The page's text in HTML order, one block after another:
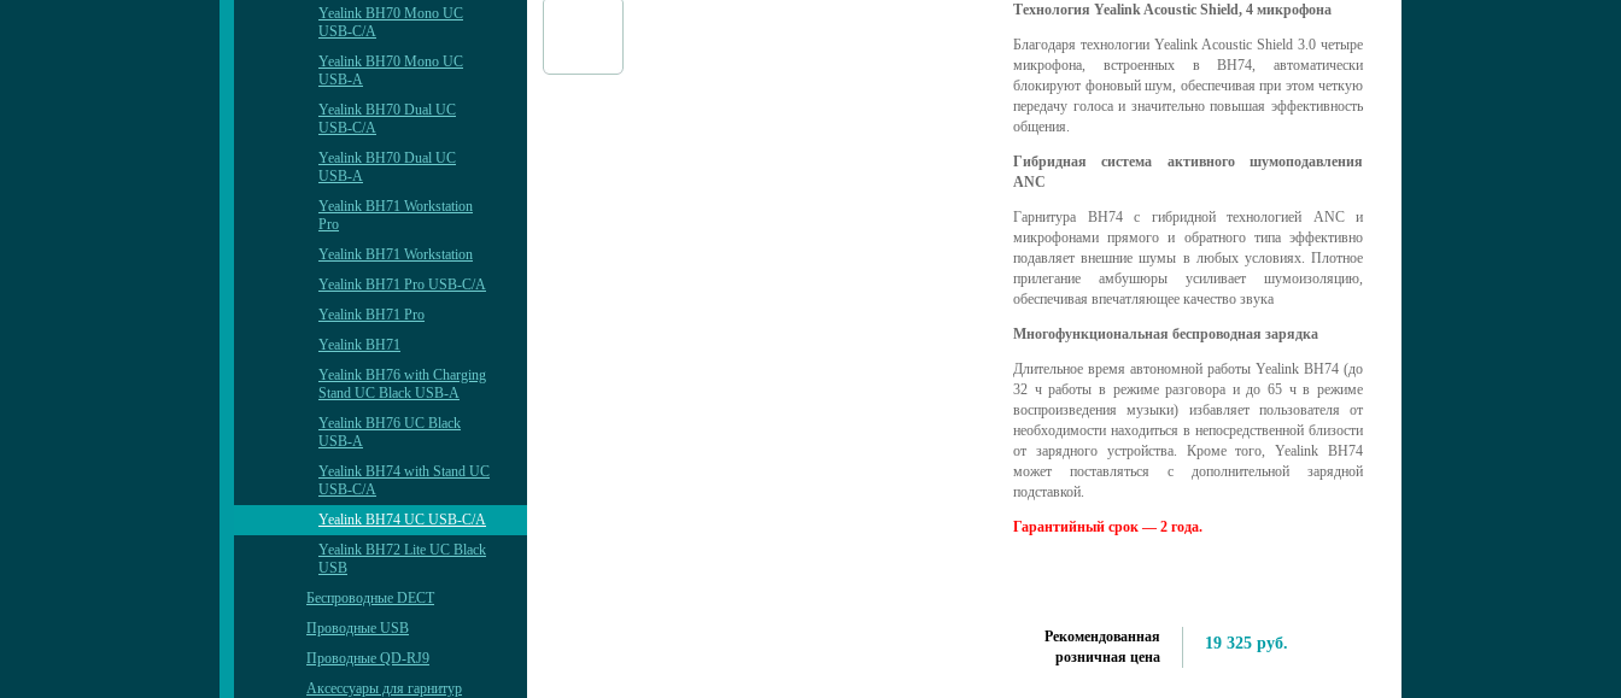
Yealink BH70 Mono UC
USB-C/A
Yealink BH70 Mono UC
USB-A
Yealink BH70 Dual UC
USB-C/A
Yealink BH70 Dual UC
USB-A
Yealink BH71 Workstation
Pro
Yealink BH71 Workstation
Yealink BH71 Pro USB-C/A
Yealink BH71 Pro
Yealink BH71
Yealink BH76 with Charging
Stand UC Black USB-A
Yealink BH76 UC Black
USB-A
Yealink BH74 with Stand UC
USB-C/A
Yealink BH74 UC USB-C/A
Yealink BH72 Lite UC Black
USB
Беспроводные DECT
Проводные USB
Проводные QD-RJ9
Аксессуары для гарнитур
Технология Yealink Acoustic Shield, 4 микрофона
Благодаря технологии Yealink Acoustic Shield 3.0 четыре
микрофона, встроенных в BH74, автоматически
блокируют фоновый шум, обеспечивая при этом четкую
передачу голоса и значительно повышая эффективность
общения.
Гибридная система активного шумоподавления
ANC
Гарнитура BH74 с гибридной технологией ANC и
микрофонами прямого и обратного типа эффективно
подавляет внешние шумы в любых условиях. Плотное
прилегание амбушюры усиливает шумоизоляцию,
обеспечивая впечатляющее качество звука
Многофункциональная беспроводная зарядка
Длительное время автономной работы Yealink BH74 (до
32 ч работы в режиме разговора и до 65 ч в режиме
воспроизведения музыки) избавляет пользователя от
необходимости находиться в непосредственной близости
от зарядного устройства. Кроме того, Yealink BH74
может поставляться с дополнительной зарядной
подставкой.
Гарантийный срок — 2 года.
Рекомендованная
розничная цена
19 325 руб.